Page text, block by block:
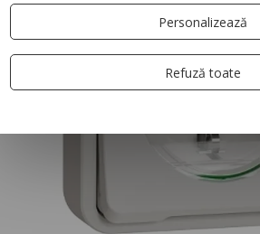
Personalizează
Refuză toate